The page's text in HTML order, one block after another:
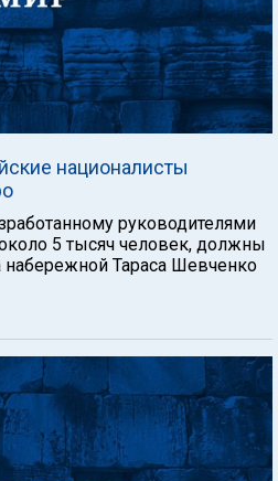
националисты
руководителями
5 тысяч человек, должны
Тараса Шевченко